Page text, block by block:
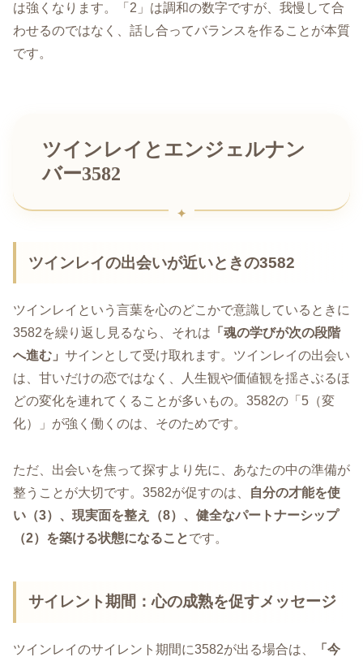
は強くなります。「2」は調和の数字ですが、我慢して合
わせるのではなく、話し合ってバランスを作ることが本質
です。
ツインレイとエンジェルナン
バー3582
ツインレイの出会いが近いときの3582
ツインレイという言葉を心のどこかで意識しているときに
3582を繰り返し見るなら、それは 「魂の学びが次の段階
へ進む」 サインとして受け取れます。ツインレイの出会い
は、甘いだけの恋ではなく、人生観や価値観を揺さぶるほ
どの変化を連れてくることが多いもの。3582の「5（変
化）」が強く働くのは、そのためです。
ただ、出会いを焦って探すより先に、あなたの中の準備が
整うことが大切です。3582が促すのは、
自分の才能を使
い（3）、現実面を整え（8）、健全なパートナーシップ
（2）を築ける状態になることです。
サイレント期間：心の成熟を促すメッセージ
ツインレイのサイレント期間に3582が出る場合は、
「今